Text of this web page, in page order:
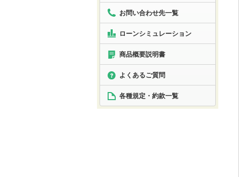
お問い合わせ先一覧
ローンシミュレーション
商品概要説明書
よくあるご質問
各種規定・約款一覧